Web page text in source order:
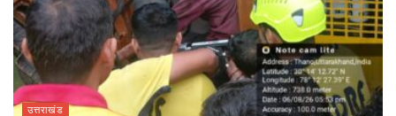
उत्तराखंड